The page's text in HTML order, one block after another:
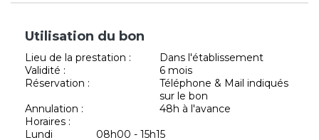
Utilisation du bon
Lieu de la prestation :
Dans l'établissement
Validité :
6 mois
Réservation :
Téléphone & Mail indiqués
sur le bon
Annulation :
48h à l'avance
Horaires :
Lundi
08h00 - 15h15